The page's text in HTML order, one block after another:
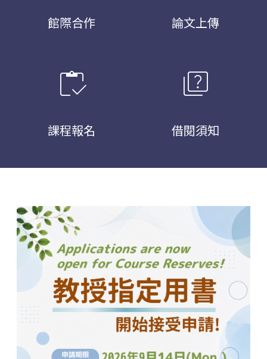
館際合作 論文上傳
inventory
課程報名
quiz
借閱須知